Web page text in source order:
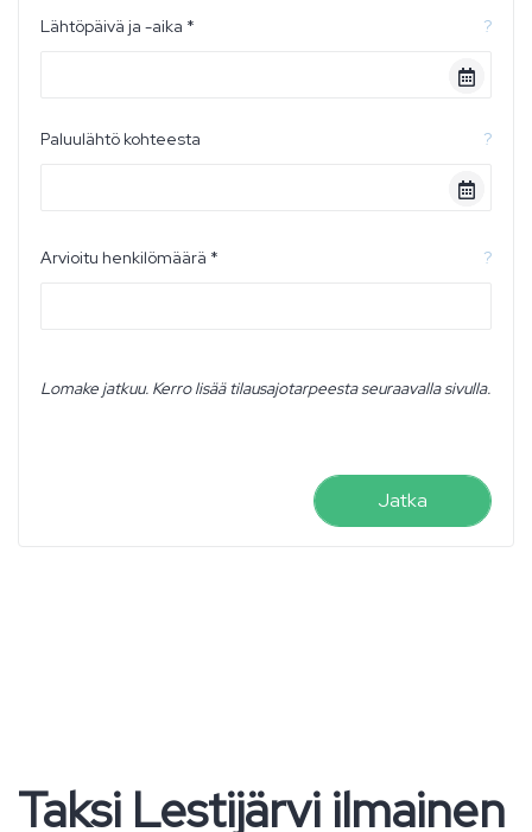
Lähtöpäivä ja -aika * ?
Paluulähtö kohteesta ?
Arvioitu henkilömäärä * ?
Lomake jatkuu. Kerro lisää tilausajotarpeesta seuraavalla sivulla.
Jatka
Taksi Lestijärvi ilmainen